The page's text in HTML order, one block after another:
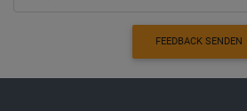
FEEDBACK SENDEN